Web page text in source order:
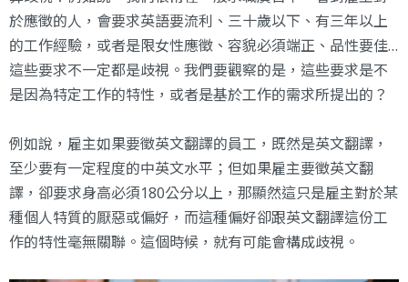
於應徵的人，會要求英語要流利、三十歲以下、有三年以上
的工作經驗，或者是限女性應徵、容貌必須端正、品性要佳…
這些要求不一定都是歧視。我們要觀察的是，這些要求是不
是因為特定工作的特性，或者是基於工作的需求所提出的？
例如說，雇主如果要徵英文翻譯的員工，既然是英文翻譯，
至少要有一定程度的中英文水平；但如果雇主要徵英文翻
譯，卻要求身高必須180公分以上，那顯然這只是雇主對於某
種個人特質的厭惡或偏好，而這種偏好卻跟英文翻譯這份工
作的特性毫無關聯。這個時候，就有可能會構成歧視。